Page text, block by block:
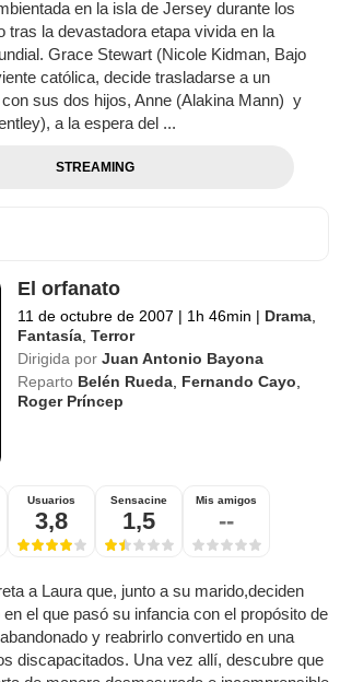
en la isla de Jersey durante los
tras la devastadora etapa vivida en la
Grace Stewart (Nicole Kidman, Bajo
católica, decide trasladarse a un
sus dos hijos, Anne (Alakina Mann) y
a la espera del ...
STREAMING
El orfanato
11 de octubre de 2007 | 1h 46min | Drama
Fantasía ,Terror
Dirigida por Juan Antonio Bayona
Reparto Belén Rueda Fernando Cayo
Roger Príncep
Usuarios
3,8
Sensacine
1,5
Mis amigos
--
a Laura que, junto a su marido,deciden
el que pasó su infancia con el propósito de
y reabrirlo convertido en una
discapacitados. Una vez allí, descubre que